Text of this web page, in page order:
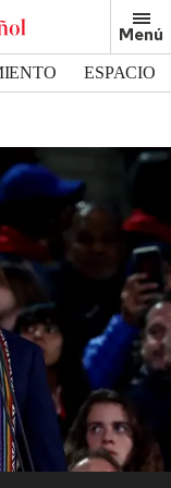
Menú
ESPACIO